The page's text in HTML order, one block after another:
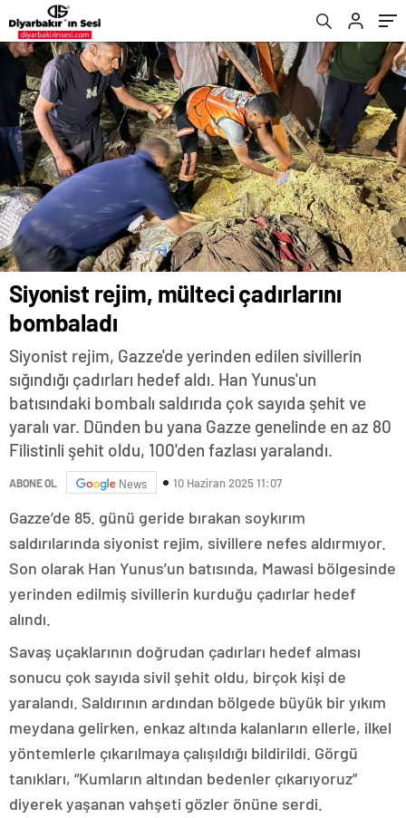
Siyonist rejim, mülteci çadırlarını
bombaladı
Siyonist rejim, Gazze'de yerinden edilen sivillerin
sığındığı çadırları hedef aldı. Han Yunus'un
batısındaki bombalı saldırıda çok sayıda şehit ve
yaralı var. Dünden bu yana Gazze genelinde en az 80
Filistinli şehit oldu, 100'den fazlası yaralandı.
ABONE OL News 10 Haziran 2025 11:07
Gazze’de 85. günü geride bırakan soykırım
saldırılarında siyonist rejim, sivillere nefes aldırmıyor.
Son olarak Han Yunus’un batısında, Mawasi bölgesinde
yerinden edilmiş sivillerin kurduğu çadırlar hedef
alındı.
Savaş uçaklarının doğrudan çadırları hedef alması
sonucu çok sayıda sivil şehit oldu, birçok kişi de
yaralandı. Saldırının ardından bölgede büyük bir yıkım
meydana gelirken, enkaz altında kalanların ellerle, ilkel
yöntemlerle çıkarılmaya çalışıldığı bildirildi. Görgü
tanıkları, “Kumların altından bedenler çıkarıyoruz”
diyerek yaşanan vahşeti gözler önüne serdi.